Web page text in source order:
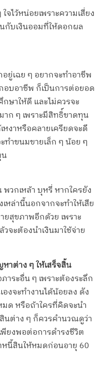
ไว้หน่อยเพราะความเสี่ยง
กับเงินออมที่ให้ดอกผล
ยู่เฉย ๆ อยากจะทำอาชีพ
อบอาชีพ ก็เป็นการต่อยอด
ษาให้ดี และไม่ควรจะ
ก ๆ เพราะมีสิทธิ์ขาดทุน
หงาหรือคลายเครียดจะดี
ทำขนมขายเล็ก ๆ น้อย ๆ
วกเหล้า บุหรี่ หากใครยัง
หล่านี้นอกจากจะทำให้เสีย
ยสุขภาพอีกด้วย เพราะ
จะต้องนำเงินมาใช้จ่าย
าต่าง ๆ ให้เสร็จสิ้น
าระอื่น ๆ เพราะต้องระลึก
งจะทำงานได้น้อยลง ดัง
ด หรือถ้าใครที่คิดจะนำ
นต่าง ๆ ก็ควรคำนวณดูว่า
พียงพอต่อการดำรงชีวิต
นี้สินให้หมดก่อนอายุ 60